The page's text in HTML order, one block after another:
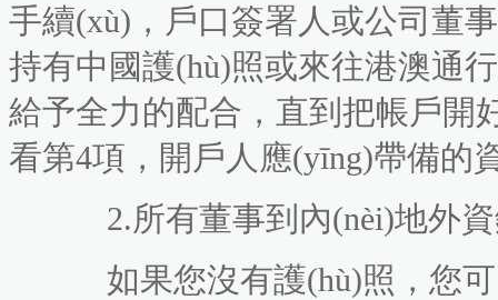
手續(xù)，戶口簽署人或公司
持有中國護(hù)照或來往港澳通行
給予全力的配合，直到把帳戶
看第4項，開戶人應(yīng)帶備的
2.所有董事到內(nèi)地外資
如果您沒有護(hù)照，您